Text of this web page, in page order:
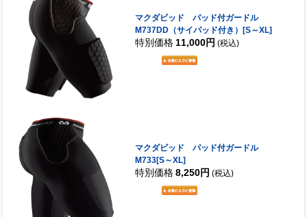
マクダビッド パッド付ガードル
M737DD（サイパッド付き）[S～XL]
特別価格 11,000円 (税込)
マクダビッド パッド付ガードル
M733[S～XL]
特別価格 8,250円 (税込)